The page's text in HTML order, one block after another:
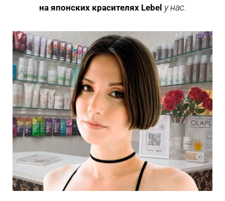
на японских красителях Lebel у нас.